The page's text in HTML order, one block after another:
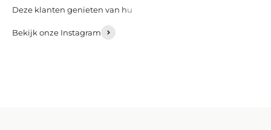
Bekijk onze Instagram